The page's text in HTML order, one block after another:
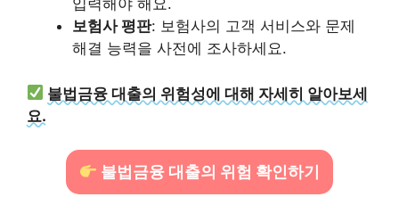
입력해야 해요.
보험사 평판: 보험사의 고객 서비스와 문제
해결 능력을 사전에 조사하세요.
불법금융 대출의 위험성에 대해 자세히 알아보세
요.
불법금융 대출의 위험 확인하기